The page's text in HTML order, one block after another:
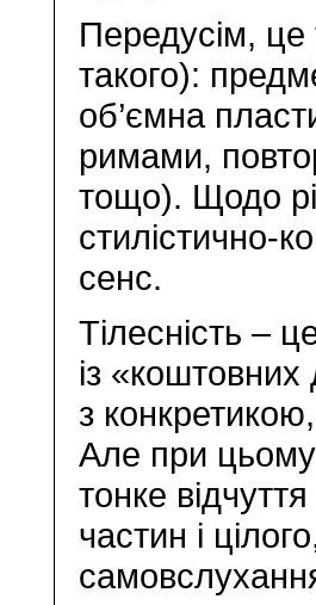
Передусім, це
такого):
об’ємна
римами,
тощо). Щодо
стилістично-
сенс.
Тілесність –
із «коштовних
з
Але при цьому
тонке
частин і